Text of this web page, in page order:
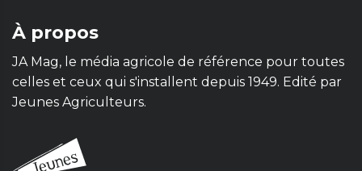
À propos
JA Mag, le média agricole de référence pour toutes
celles et ceux qui s'installent depuis 1949. Edité par
Jeunes Agriculteurs.